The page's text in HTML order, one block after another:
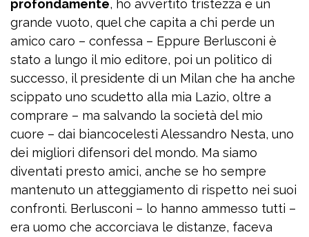
profondamente, ho avvertito tristezza e un
grande vuoto, quel che capita a chi perde un
amico caro – confessa – Eppure Berlusconi è
stato a lungo il mio editore, poi un politico di
successo, il presidente di un Milan che ha anche
scippato uno scudetto alla mia Lazio, oltre a
comprare – ma salvando la società del mio
cuore – dai biancocelesti Alessandro Nesta, uno
dei migliori difensori del mondo. Ma siamo
diventati presto amici, anche se ho sempre
mantenuto un atteggiamento di rispetto nei suoi
confronti. Berlusconi – lo hanno ammesso tutti –
era uomo che accorciava le distanze, faceva